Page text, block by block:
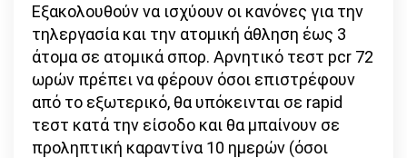
Εξακολουθούν να ισχύουν οι κανόνες για την
τηλεργασία και την ατομική άθληση έως 3
άτομα σε ατομικά σπορ. Αρνητικό τεστ pcr 72
ωρών πρέπει να φέρουν όσοι επιστρέφουν
από το εξωτερικό, θα υπόκεινται σε rapid
τεστ κατά την είσοδο και θα μπαίνουν σε
προληπτική καραντίνα 10 ημερών (όσοι